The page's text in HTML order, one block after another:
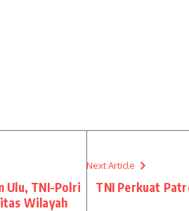
Ulu, TNI-Polri
Wilayah
Next Article
TNI Perkuat